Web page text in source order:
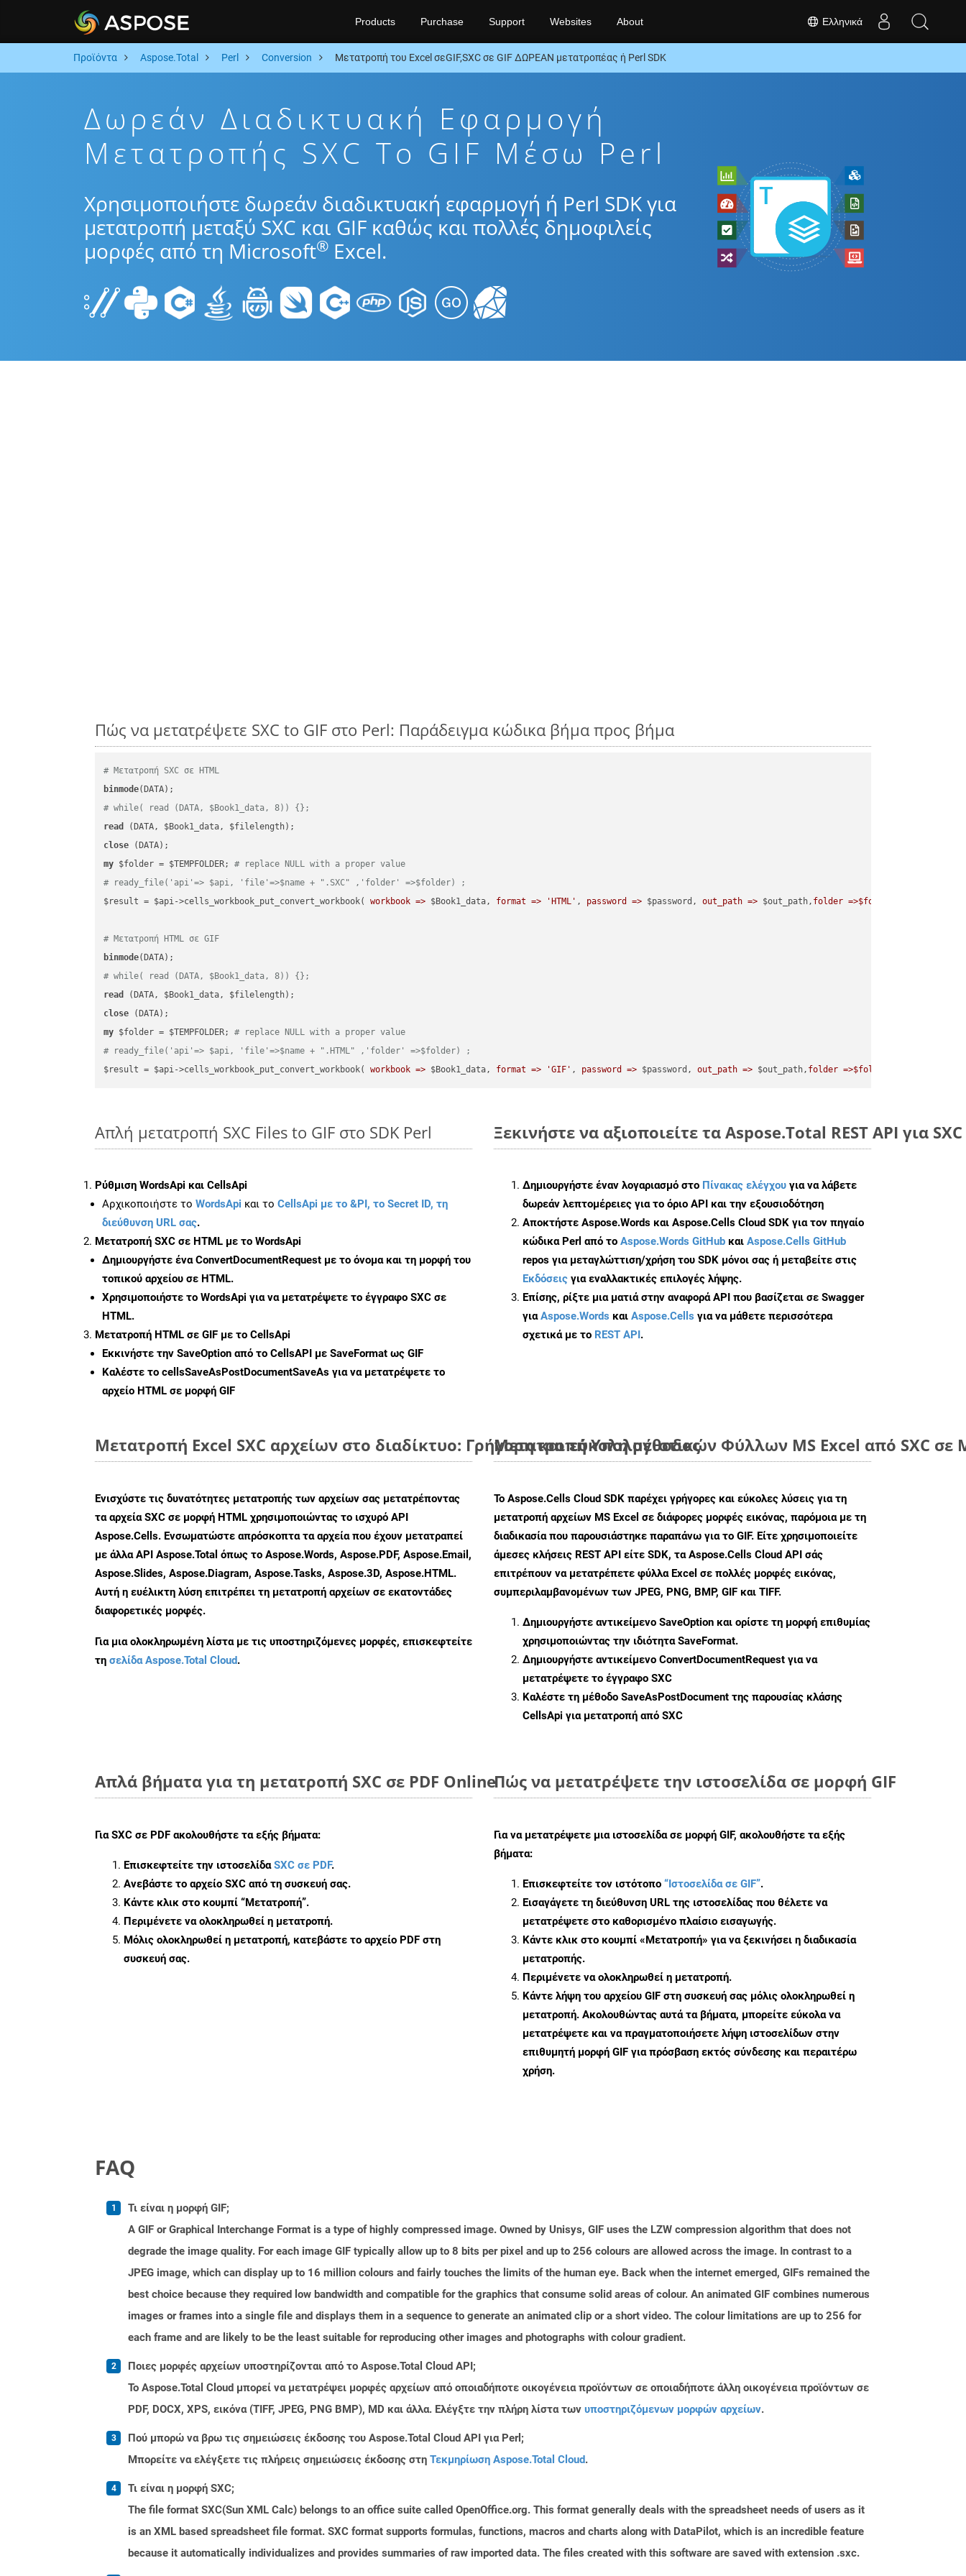
Ελληνικά
Products Purchase Support Websites About
Προϊόντα Aspose.Total Perl Conversion Μετατροπή του Excel σεGIF,SXC σε GIF ΔΩΡΕΑΝ μετατροπέας ή Perl SDK
Δωρεάν Διαδικτυακή Εφαρμογή
Μετατροπής SXC To GIF Μέσω Perl
Χρησιμοποιήστε δωρεάν διαδικτυακή εφαρμογή ή Perl SDK για
μετατροπή μεταξύ SXC και GIF καθώς και πολλές δημοφιλείς
μορφές από τη Microsoft® Excel.
Πώς να μετατρέψετε SXC to GIF στο Perl: Παράδειγμα κώδικα βήμα προς βήμα
# Μετατροπή SXC σε HTML
binmode
# while( read (DATA, $Book1_data, 8)) {};
read
close
my $folder = $TEMPFOLDER; # replace NULL with a proper value
# ready_file('api'=> $api, 'file'=>$name + ".SXC" ,'folder' =>$folder) ;
$result = $api->cells_workbook_put_convert_workbook( workbook => $Book1_data, format => 'HTML' , password => $password, out_path => $out_path, folder =>$folder
# Μετατροπή HTML σε GIF
binmode
# while( read (DATA, $Book1_data, 8)) {};
read
close
my $folder = $TEMPFOLDER; # replace NULL with a proper value
# ready_file('api'=> $api, 'file'=>$name + ".HTML" ,'folder' =>$folder) ;
$result = $api->cells_workbook_put_convert_workbook( workbook => $Book1_data, format => 'GIF' , password => $password, out_path => $out_path, folder =>$folder
Απλή μετατροπή SXC Files to GIF στο SDK Perl
Ρύθμιση WordsApi και CellsApi
Αρχικοποιήστε το WordsApi και το CellsApi με το &PI, το Secret ID, τη
διεύθυνση URL σας.
Μετατροπή SXC σε HTML με το WordsApi
Δημιουργήστε έναConvertDocumentRequest με το όνομα και τη μορφή του
τοπικού αρχείου σε HTML.
Χρησιμοποιήστε το WordsApi για να μετατρέψετε το έγγραφο SXC σε
HTML.
Μετατροπή HTML σε GIF με το CellsApi
Εκκινήστε την SaveOption από το CellsAPI με SaveFormat ως GIF
Καλέστε το cellsSaveAsPostDocumentSaveAs για να μετατρέψετε το
αρχείο HTML σε μορφή GIF
Ξεκινήστε να αξιοποιείτε τα Aspose.Total REST API για
Δημιουργήστε έναν λογαριασμό στο Πίνακας ελέγχου για να λάβετε
δωρεάν λεπτομέρειες για το όριο API και την εξουσιοδότηση
Αποκτήστε Aspose.Words και Aspose.Cells Cloud SDK για τον πηγαίο
κώδικα Perl από το Aspose.Words GitHub και Aspose.Cells GitHub
repos για μεταγλώττιση/χρήση του SDK μόνοι σας ή μεταβείτε στις
Εκδόσεις για εναλλακτικές επιλογές λήψης.
Επίσης, ρίξτε μια ματιά στην αναφορά API που βασίζεται σε Swagger
γιαAspose.Words και Aspose.Cells για να μάθετε περισσότερα
σχετικά με το REST API.
Μετατροπή Excel SXC αρχείων στο διαδίκτυο: Γρήγορη και εύκολη μέθοδος
Ενισχύστε τις δυνατότητες μετατροπής των αρχείων σας μετατρέποντας
τα αρχεία SXC σε μορφή HTML χρησιμοποιώντας το ισχυρό API
Aspose.Cells. Ενσωματώστε απρόσκοπτα τα αρχεία που έχουν μετατραπεί
με άλλα API Aspose.Total όπως το Aspose.Words, Aspose.PDF, Aspose.Email,
Aspose.Slides, Aspose.Diagram, Aspose.Tasks, Aspose.3D, Aspose.HTML.
Αυτή η ευέλικτη λύση επιτρέπει τη μετατροπή αρχείων σε εκατοντάδες
διαφορετικές μορφές.
Για μια ολοκληρωμένη λίστα με τις υποστηριζόμενες μορφές, επισκεφτείτε
τη σελίδα Aspose.Total Cloud.
Μετατροπή Υπολογιστικών Φύλλων MS Excel από SXC
Το Aspose.Cells Cloud SDK παρέχει γρήγορες και εύκολες λύσεις για τη
μετατροπή αρχείων MS Excel σε διάφορες μορφές εικόνας, παρόμοια με τη
διαδικασία που παρουσιάστηκε παραπάνω για το GIF. Είτε χρησιμοποιείτε
άμεσες κλήσεις REST API είτε SDK, τα Aspose.Cells Cloud API σάς
επιτρέπουν να μετατρέπετε φύλλα Excel σε πολλές μορφές εικόνας,
συμπεριλαμβανομένων των JPEG, PNG, BMP, GIF και TIFF.
Δημιουργήστε αντικείμενο SaveOption και ορίστε τη μορφή επιθυμίας
χρησιμοποιώντας την ιδιότηταSaveFormat.
Δημιουργήστε αντικείμενο ConvertDocumentRequest για να
μετατρέψετε το έγγραφο SXC
Καλέστε τη μέθοδο SaveAsPostDocument της παρουσίας κλάσης
CellsApi για μετατροπή από SXC
Απλά βήματα για τη μετατροπή SXC σε PDF Online
ΓιαSXC σε PDF ακολουθήστε τα εξής βήματα:
Επισκεφτείτε την ιστοσελίδαSXC σε PDF.
Ανεβάστε το αρχείο SXC από τη συσκευή σας.
Κάντε κλικ στο κουμπί “Μετατροπή”.
Περιμένετε να ολοκληρωθεί η μετατροπή.
Μόλις ολοκληρωθεί η μετατροπή, κατεβάστε το αρχείο PDF στη
συσκευή σας.
Πώς να μετατρέψετε την ιστοσελίδα σε μορφή GIF
Για να μετατρέψετε μια ιστοσελίδα σε μορφή GIF, ακολουθήστε τα εξής
βήματα:
Επισκεφτείτε τον ιστότοπο “Ιστοσελίδα σε GIF”.
Εισαγάγετε τη διεύθυνση URL της ιστοσελίδας που θέλετε να
μετατρέψετε στο καθορισμένο πλαίσιο εισαγωγής.
Κάντε κλικ στο κουμπί «Μετατροπή» για να ξεκινήσει η διαδικασία
μετατροπής.
Περιμένετε να ολοκληρωθεί η μετατροπή.
Κάντε λήψη του αρχείου GIF στη συσκευή σας μόλις ολοκληρωθεί η
μετατροπή. Ακολουθώντας αυτά τα βήματα, μπορείτε εύκολα να
μετατρέψετε και να πραγματοποιήσετε λήψη ιστοσελίδων στην
επιθυμητή μορφή GIF για πρόσβαση εκτός σύνδεσης και περαιτέρω
χρήση.
FAQ
Τι είναι η μορφή GIF;
A GIF or Graphical Interchange Format is a type of highly compressed image. Owned by Unisys, GIF uses the LZW compression algorithm that does not
degrade the image quality. For each image GIF typically allow up to 8 bits per pixel and up to 256 colours are allowed across the image. In contrast to a
JPEG image, which can display up to 16 million colours and fairly touches the limits of the human eye. Back when the internet emerged, GIFs remained the
best choice because they required low bandwidth and compatible for the graphics that consume solid areas of colour. An animated GIF combines numerous
images or frames into a single file and displays them in a sequence to generate an animated clip or a short video. The colour limitations are up to 256 for
each frame and are likely to be the least suitable for reproducing other images and photographs with colour gradient.
Ποιες μορφές αρχείων υποστηρίζονται από το Aspose.Total Cloud API;
Το Aspose.Total Cloud μπορεί να μετατρέψει μορφές αρχείων από οποιαδήποτε οικογένεια προϊόντων σε οποιαδήποτε άλλη οικογένεια προϊόντων σε
PDF, DOCX, XPS, εικόνα (TIFF, JPEG, PNG BMP), MD και άλλα. Ελέγξτε την πλήρη λίστα των υποστηριζόμενων μορφών αρχείων.
Πού μπορώ να βρω τις σημειώσεις έκδοσης του Aspose.Total Cloud API για Perl;
Μπορείτε να ελέγξετε τις πλήρεις σημειώσεις έκδοσης στη Τεκμηρίωση Aspose.Total Cloud.
Τι είναι η μορφή SXC;
The file format SXC(Sun XML Calc) belongs to an office suite called OpenOffice.org. This format generally deals with the spreadsheet needs of users as it
is an XML based spreadsheet file format. SXC format supports formulas, functions, macros and charts along with DataPilot, which is an incredible feature
because it automatically individualizes and provides summaries of raw imported data. The files created with this software are saved with extension .sxc.